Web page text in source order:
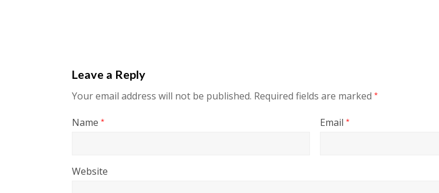
Leave a Reply
Your email address will not be published. Required fields are marked *
Name * Email *
Website